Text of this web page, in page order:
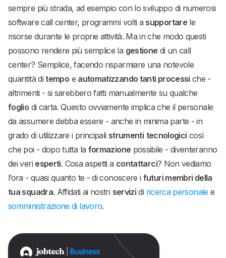
sempre più strada, ad esempio con lo sviluppo di numerosi
software call center, programmi volti a supportare le
risorse durante le proprie attività. Ma in che modo questi
possono rendere più semplice la gestione di un call
center? Semplice, facendo risparmiare una notevole
quantità di tempo e automatizzando tanti processi che -
altrimenti - si sarebbero fatti manualmente su qualche
foglio di carta. Questo ovviamente implica che il personale
da assumere debba essere - anche in minima parte - in
grado di utilizzare i principali strumenti tecnologici così
che poi - dopo tutta la formazione possibile - diventeranno
dei veri esperti. Cosa aspetti a contattarci? Non vediamo
l’ora - quasi quanto te - di conoscere i futuri membri della
tua squadra. Affidati ai nostri servizi di ricerca personalee
somministrazione di lavoro.